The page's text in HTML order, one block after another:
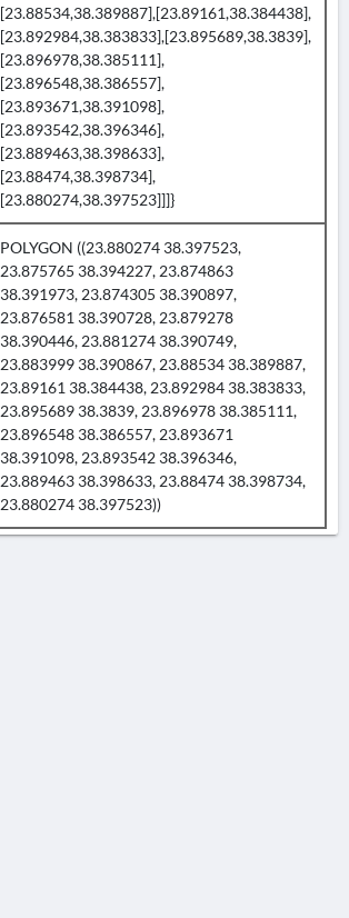
[23.88534,38.389887],[23.89161,38.384438],
[23.892984,38.383833],[23.895689,38.3839],
[23.896978,38.385111],
[23.896548,38.386557],
[23.893671,38.391098],
[23.893542,38.396346],
[23.889463,38.398633],
[23.88474,38.398734],
[23.880274,38.397523]]]}
POLYGON ((23.880274 38.397523,
23.875765 38.394227, 23.874863
38.391973, 23.874305 38.390897,
23.876581 38.390728, 23.879278
38.390446, 23.881274 38.390749,
23.883999 38.390867, 23.88534 38.389887,
23.89161 38.384438, 23.892984 38.383833,
23.895689 38.3839, 23.896978 38.385111,
23.896548 38.386557, 23.893671
38.391098, 23.893542 38.396346,
23.889463 38.398633, 23.88474 38.398734,
23.880274 38.397523))